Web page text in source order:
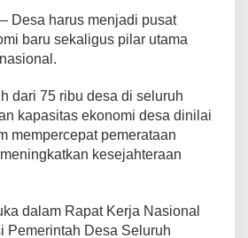
– Desa harus menjadi pusat
baru sekaligus pilar utama
dari 75 ribu desa di seluruh
kapasitas ekonomi desa dinilai
mempercepat pemerataan
kesejahteraan
dalam Rapat Kerja Nasional
Pemerintah Desa Seluruh